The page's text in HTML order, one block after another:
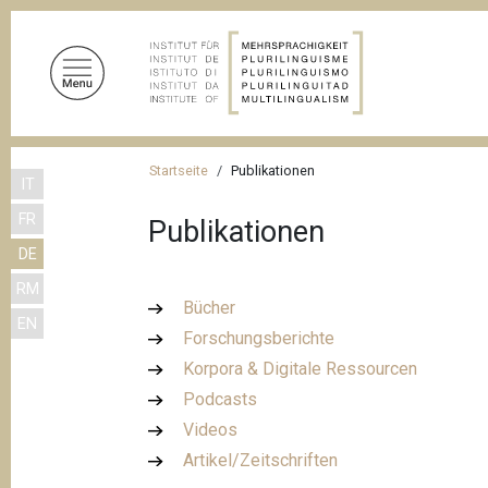
D
IT
FR
DE
RM
EN
Startseite Publikationen
Publikationen
Bücher
Forschungsberichte
Korpora & Digitale Ressourcen
Podcasts
Videos
Artikel/Zeitschriften